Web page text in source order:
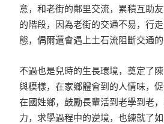
意，和老街的鄰里交流，累積互助
的階段，因為老街的交通不易，行
態，偶爾還會遇上土石流阻斷交通的
不過也是兒時的生長環境，奠定了
與模樣，在家鄉體會到的人情味，
在國姓鄉，鼓勵長輩活到老學到老
力，求學過程中的逆境，也練就了